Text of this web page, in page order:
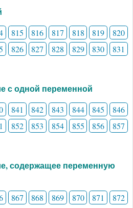
815 816 817 818 819
820
826 827 828 829 830
831
с одной переменной
841 842 843 844 845
846
852 853 854 855 856
857
содержащее переменную
867 868 869 870 871
872